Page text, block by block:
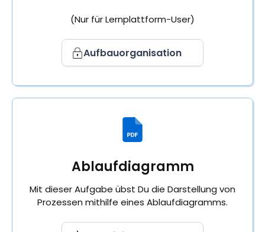
(Nur für Lernplattform-User)
Aufbauorganisation
Ablaufdiagramm
Mit dieser Aufgabe übst Du die Darstellung von
Prozessen mithilfe eines Ablaufdiagramms.